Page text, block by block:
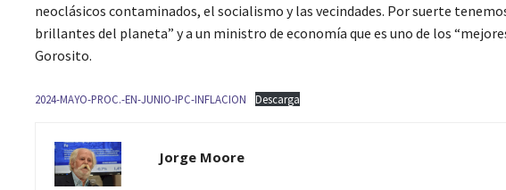
neoclásicos contaminados, el socialismo y las vecindades. Por suerte
brillantes del planeta” y a un ministro de economía que es uno de los
Gorosito.
2024-MAYO-PROC.-EN-JUNIO-IPC-INFLACION Descarga
Jorge Moore